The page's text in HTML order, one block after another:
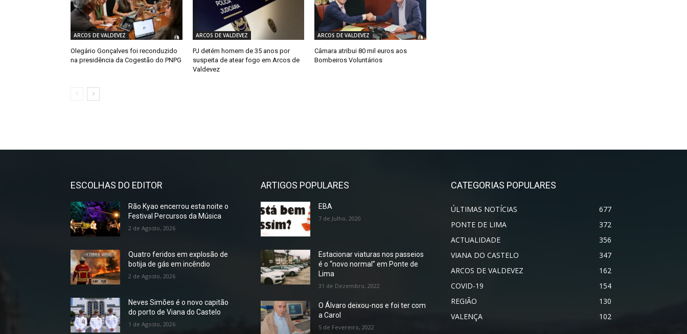
ARCOS DE VALDEVEZ
Olegário Gonçalves foi reconduzido
na presidência da Cogestão do PNPG
ARCOS DE VALDEVEZ
PJ detém homem de 35 anos por
suspeita de atear fogo em Arcos de
Valdevez
ARCOS DE VALDEVEZ
Câmara atribui 80 mil euros aos
Bombeiros Voluntários
ESCOLHAS DO EDITOR
Rão Kyao encerrou esta noite o
Festival Percursos da Música
2 de Agosto, 2026
Quatro feridos em explosão de
botija de gás em incêndio
2 de Agosto, 2026
Neves Simões é o novo capitão
do porto de Viana do Castelo
1 de Agosto, 2026
ARTIGOS POPULARES
EBA
7 de Julho, 2020
Estacionar viaturas nos passeios
é o “novo normal” em Ponte de
Lima
31 de Dezembro, 2022
O Álvaro deixou-nos e foi ter com
a Carol
5 de Fevereiro, 2022
CATEGORIAS POPULARES
ÚLTIMAS NOTÍCIAS
677
PONTE DE LIMA
372
ACTUALIDADE
356
VIANA DO CASTELO
347
ARCOS DE VALDEVEZ
162
COVID-19
154
REGIÃO
130
VALENÇA
102